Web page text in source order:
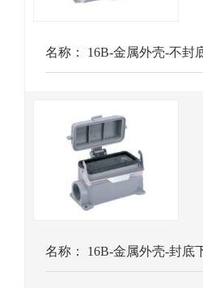
名称： 16B-金属外壳-不封
名称： 16B-金属外壳-封底